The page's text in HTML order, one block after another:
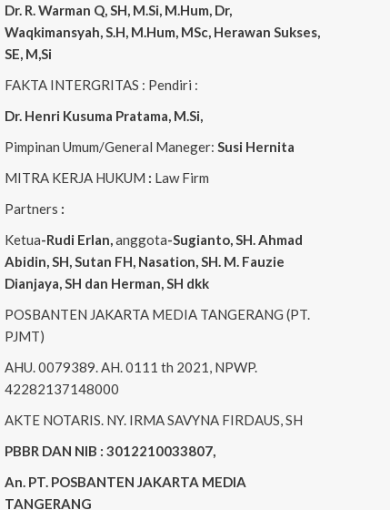
Dr. R. Warman Q, SH, M.Si, M.Hum Dr,
Waqkimansyah, S.H, M.Hum, MSc, Herawan Sukses,
SE, M,Si
FAKTA INTERGRITAS : Pendiri :
Dr. Henri Kusuma Pratama, M.Si
Pimpinan Umum/General Maneger: Susi Hernita
MITRA KERJA HUKUM : Law Firm
Partners :
Ketua-Rudi Erlan anggota-Sugianto, SH. Ahmad
Abidin , SH, Sutan FH, Nasation , SH. M. Fauzie
Dianjaya , SH dan Herman, SH dkk
POSBANTEN JAKARTA MEDIA TANGERANG (PT.
PJMT)
AHU. 0079389. AH. 0111 th 2021, NPWP.
42282137148000
AKTE NOTARIS. NY. IRMA SAVYNA FIRDAUS, SH
PBBR DAN NIB : 3012210033807,
An. PT. POSBANTEN JAKARTA MEDIA
TANGERANG